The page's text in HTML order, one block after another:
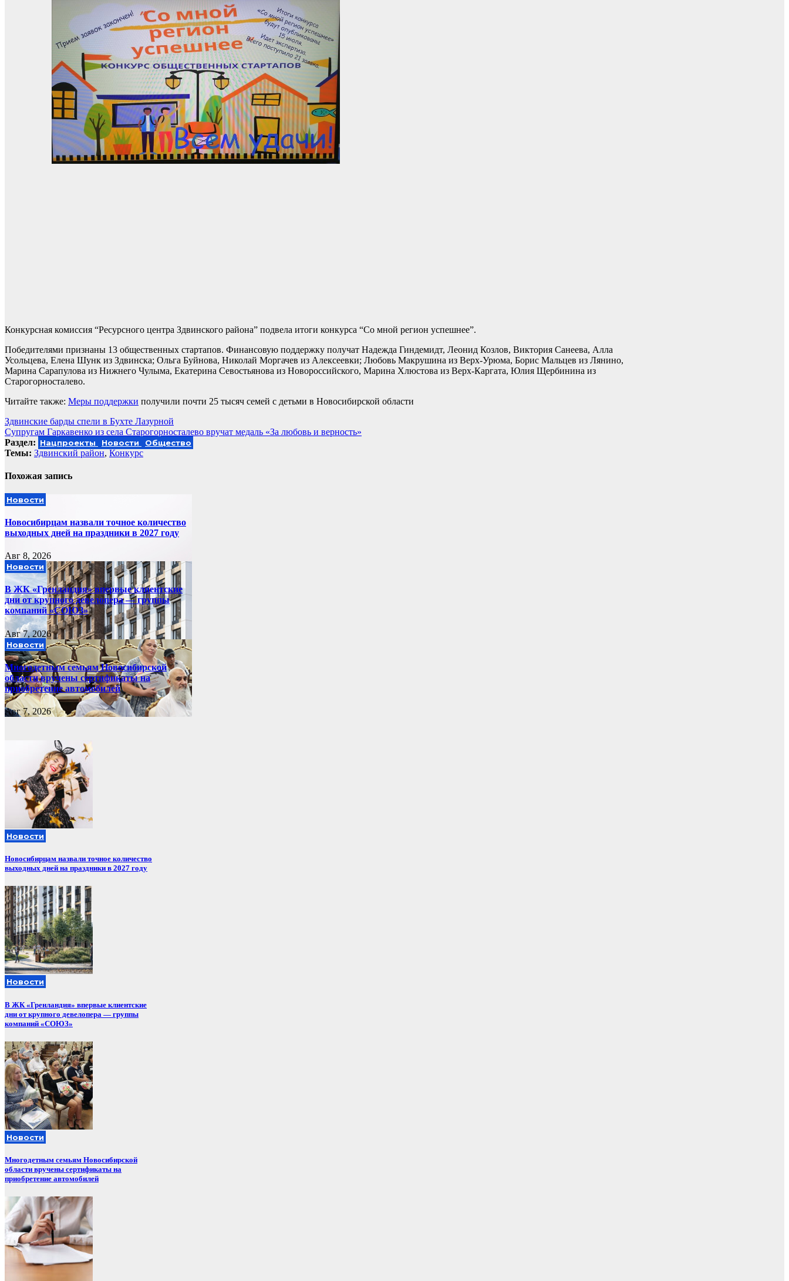
Конкурсная комиссия “Ресурсного центра Здвинского района” подвела итоги конкурса “Со мной регион успешнее”.
Победителями признаны 13 общественных стартапов. Финансовую поддержку получат Надежда Гиндемидт, Леонид Козлов, Виктория Санеева, Алла
Усольцева, Елена Шунк из Здвинска; Ольга Буйнова, Николай Моргачев из Алексеевки; Любовь Макрушина из Верх-Урюма, Борис Мальцев из Лянино,
Марина Сарапулова из Нижнего Чулыма, Екатерина Севостьянова из Новороссийского, Марина Хлюстова из Верх-Каргата, Юлия Щербинина из
Старогорносталево.
Читайте также: Меры поддержки получили почти 25 тысяч семей с детьми в Новосибирской области
Навигация
по
записям
Здвинские барды спели в Бухте Лазурной
Супругам Гаркавенко из села Старогорносталево вручат медаль «За любовь и верность»
Раздел: Нацпроекты Новости Общество
Темы: Здвинский район, Конкурс
Похожая запись
Новости
Новосибирцам назвали точное количество
выходных дней на праздники в 2027 году
Авг 8, 2026
Новости
В ЖК «Гренландия» впервые клиентские
дни от крупного девелопера — группы
компаний «СОЮЗ»
Авг 7, 2026
Новости
Многодетным семьям Новосибирской
области вручены сертификаты на
приобретение автомобилей
Авг 7, 2026
Новости
Новосибирцам назвали точное количество
выходных дней на праздники в 2027 году
Новости
В ЖК «Гренландия» впервые клиентские
дни от крупного девелопера — группы
компаний «СОЮЗ»
Новости
Многодетным семьям Новосибирской
области вручены сертификаты на
приобретение автомобилей